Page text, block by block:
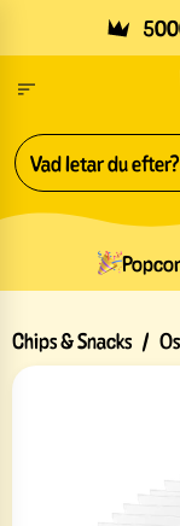
Chips & Snacks /